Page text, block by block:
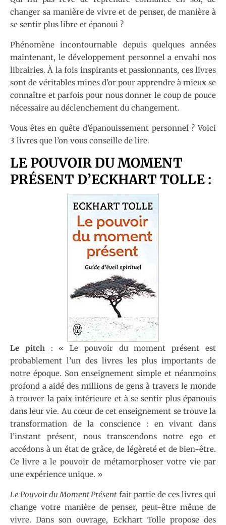
changer sa manière de vivre et de penser, de manière à
se sentir plus libre et épanoui ?
Phénomène incontournable depuis quelques années
maintenant, le développement personnel a envahi nos
librairies. À la fois inspirants et passionnants, ces livres
sont de véritables mines d’or pour apprendre à mieux se
connaître et parfois pour nous donner le coup de pouce
nécessaire au déclenchement du changement.
Vous êtes en quête d’épanouissement personnel ? Voici
3 livres que l’on vous conseille de lire.
LE POUVOIR DU MOMENT
PRÉSENT D’ECKHART TOLLE :
Le pitch: « Le pouvoir du moment présent est
probablement l’un des livres les plus importants de
notre époque. Son enseignement simple et néanmoins
profond a aidé des millions de gens à travers le monde
à trouver la paix intérieure et à se sentir plus épanouis
dans leur vie. Au cœur de cet enseignement se trouve la
transformation de la conscience : en vivant dans
l’instant présent, nous transcendons notre ego et
accédons à un état de grâce, de légèreté et de bien-être.
Ce livre a le pouvoir de métamorphoser votre vie par
une expérience unique. »
Le Pouvoir du Moment Présent fait partie de ces livres qui
change votre manière de penser, peut-être même de
vivre. Dans son ouvrage, Eckhart Tolle propose des